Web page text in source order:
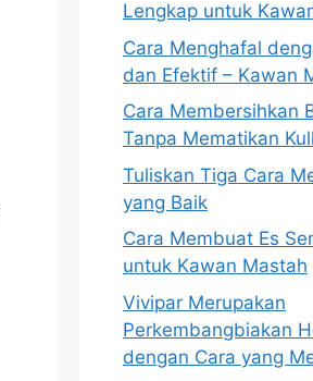
Lengkap untuk
Cara Menghafal
dan Efektif – Kawan
Cara Membersihkan
Tanpa Mematikan
Tuliskan Tiga Cara
yang Baik
Cara Membuat Es
untuk Kawan Mastah
Vivipar Merupakan
Perkembangbiakan
dengan Cara yang